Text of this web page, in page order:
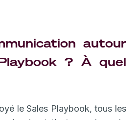
autour
? À quel
le Sales Playbook, tous les